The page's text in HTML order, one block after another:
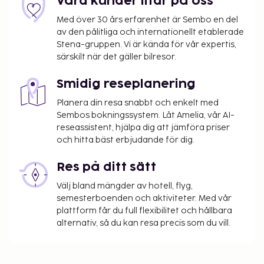
kostnadsfria buss. På detta hotell kan du äta något
gott på derasrestaurang med loungebar. Vill du
hellre ta det på rummet erbjuds rumsservice dygnet
runt. Koppla av med en drink på boendets
strandbar, poolbar eller en av 2 poolbarer. Boendet
är stängt mellan 1 februari 2026 och 30 september
2027.
Du kommer att ombes att betala följande avgifter
på boendet – avgifterna kan inkludera tillämpliga
40 EUR
Avgift per barn för galamiddag på nyårsdagen
(1 januari): 20 EUR (från 3 till 12 år)
Vi har listat alla tilläggsavgifter som boendet har
Med över 30 års erfarenhet är Sembo en del
av den pålitliga och internationellt etablerade
Stena-gruppen. Vi är kända för vår expertis,
särskilt när det gäller bilresor.
Smidig reseplanering
Planera din resa snabbt och enkelt med
Sembos bokningssystem. Låt Amelia, vår AI-
reseassistent, hjälpa dig att jämföra priser
och hitta bäst erbjudande för dig.
Res på ditt sätt
Välj bland mängder av hotell, flyg,
semesterboenden och aktiviteter. Med vår
plattform får du full flexibilitet och hållbara
alternativ, så du kan resa precis som du vill.